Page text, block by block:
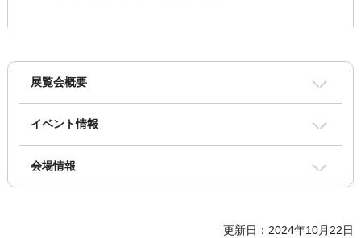
展覧会概要
イベント情報
会場情報
更新日：2024年10月22日